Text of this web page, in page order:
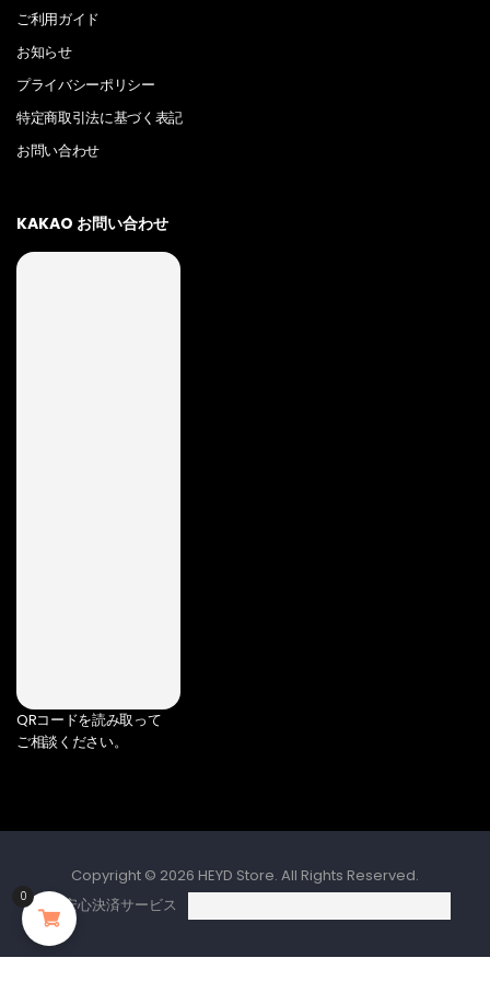
ご利用ガイド
お知らせ
プライバシーポリシー
特定商取引法に基づく表記
お問い合わせ
KAKAO お問い合わせ
QRコードを読み取って
ご相談ください。
Copyright © 2026 HEYD Store. All Rights Reserved.
🔒 安心決済サービス
0